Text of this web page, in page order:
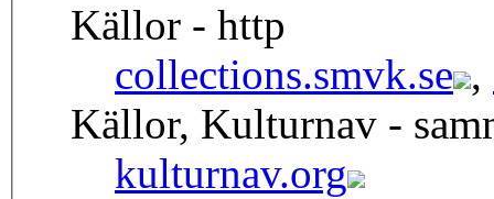
Källor - http
collections.smvk.se ,
Källor, Kulturnav -
kulturnav.org